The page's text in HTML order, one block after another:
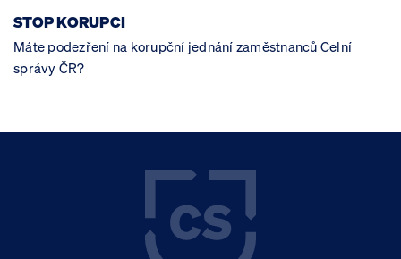
STOP KORUPCI
Máte podezření na korupční jednání zaměstnanců Celní
správy ČR?